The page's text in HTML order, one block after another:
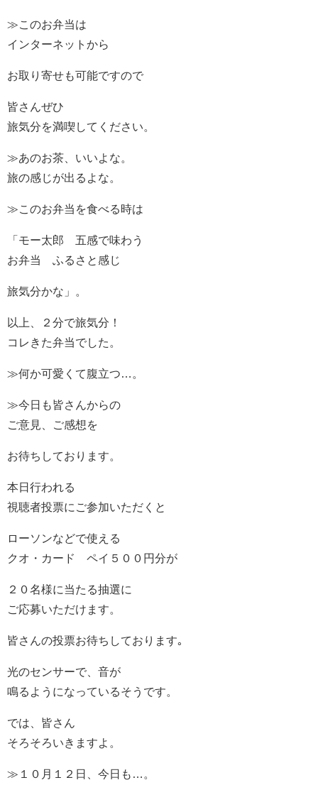
≫このお弁当は
インターネットから
お取り寄せも可能ですので
皆さんぜひ
旅気分を満喫してください。
≫あのお茶、いいよな。
旅の感じが出るよな。
≫このお弁当を食べる時は
「モー太郎 五感で味わう
お弁当 ふるさと感じ
旅気分かな」。
以上、２分で旅気分！
コレきた弁当でした。
≫何か可愛くて腹立つ…。
≫今日も皆さんからの
ご意見、ご感想を
お待ちしております。
本日行われる
視聴者投票にご参加いただくと
ローソンなどで使える
クオ・カード ペイ５００円分が
２０名様に当たる抽選に
ご応募いただけます。
皆さんの投票お待ちしております｡
光のセンサーで、音が
鳴るようになっているそうです。
では、皆さん
そろそろいきますよ。
≫１０月１２日、今日も…。